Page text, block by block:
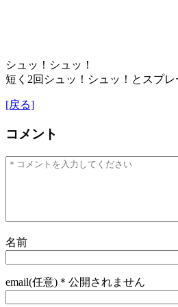
シュッ！シュッ！
短く2回シュッ！シュッ！とスプ
[戻る]
コメント
名前
email(任意)＊公開されません